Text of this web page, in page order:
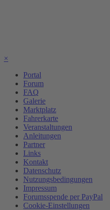
×
Portal
Forum
FAQ
Galerie
Marktplatz
Fahrerkarte
Veranstaltungen
Anleitungen
Partner
Links
Kontakt
Datenschutz
Nutzungsbedingungen
Impressum
Forumsspende per PayPal
Cookie-Einstellungen